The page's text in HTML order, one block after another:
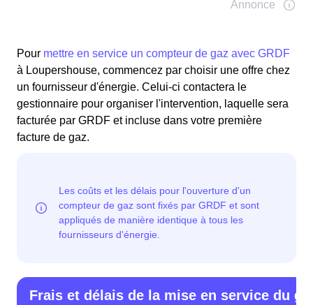
Pour mettre en service un compteur de gaz avec GRDF
à Loupershouse, commencez par choisir une offre chez
un fournisseur d'énergie. Celui-ci contactera le
gestionnaire pour organiser l'intervention, laquelle sera
facturée par GRDF et incluse dans votre première
facture de gaz.
Frais et délais de la mise en service du